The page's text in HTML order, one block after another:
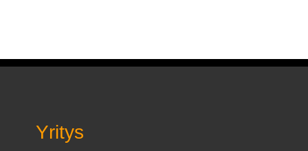
Yritys